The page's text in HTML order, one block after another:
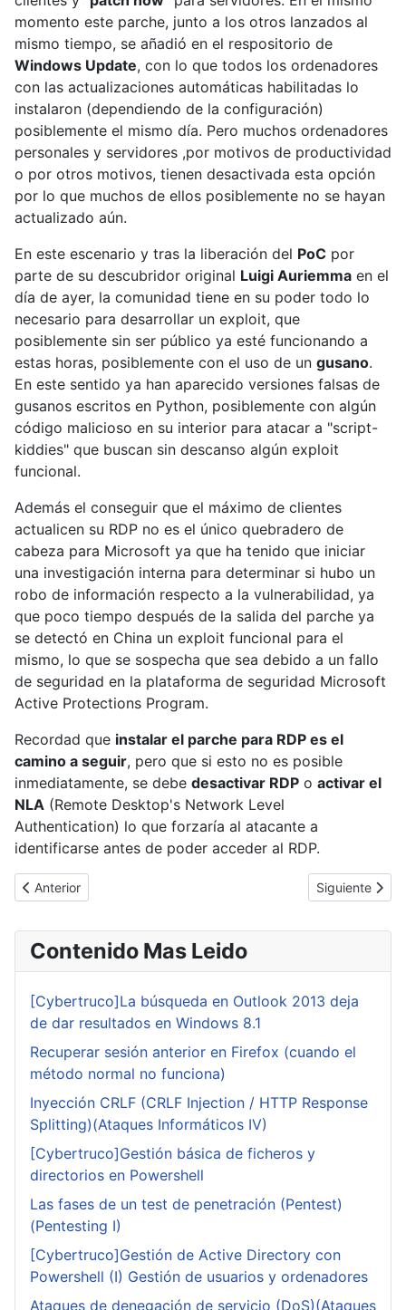
momento este parche, junto a los otros lanzados al
mismo tiempo, se añadió en el respositorio de
Windows Update, con lo que todos los ordenadores
con las actualizaciones automáticas habilitadas lo
instalaron (dependiendo de la configuración)
posiblemente el mismo día. Pero muchos ordenadores
personales y servidores ,por motivos de productividad
o por otros motivos, tienen desactivada esta opción
por lo que muchos de ellos posiblemente no se hayan
actualizado aún.
En este escenario y tras la liberación del PoC por
parte de su descubridor original Luigi Auriemma en el
día de ayer, la comunidad tiene en su poder todo lo
necesario para desarrollar un exploit, que
posiblemente sin ser público ya esté funcionando a
estas horas, posiblemente con el uso de un gusano.
En este sentido ya han aparecido versiones falsas de
gusanos escritos en Python, posiblemente con algún
código malicioso en su interior para atacar a "script-
kiddies" que buscan sin descanso algún exploit
funcional.
Además el conseguir que el máximo de clientes
actualicen su RDP no es el único quebradero de
cabeza para Microsoft ya que ha tenido que iniciar
una investigación interna para determinar si hubo un
robo de información respecto a la vulnerabilidad, ya
que poco tiempo después de la salida del parche ya
se detectó en China un exploit funcional para el
mismo, lo que se sospecha que sea debido a un fallo
de seguridad en la plataforma de seguridad Microsoft
Active Protections Program.
Recordad que instalar el parche para RDP es el
camino a seguir, pero que si esto no es posible
inmediatamente, se debe desactivar RDP o activar el
NLA (Remote Desktop's Network Level
Authentication) lo que forzaría al atacante a
identificarse antes de poder acceder al RDP.
Artículo anterior: Nueva resolución judicial sobre RapidShare,
Anterior Artículo
Siguiente
Contenido Mas Leido
[Cybertruco]La búsqueda en Outlook 2013 deja
de dar resultados en Windows 8.1
Recuperar sesión anterior en Firefox (cuando el
método normal no funciona)
Inyección CRLF (CRLF Injection / HTTP Response
Splitting)(Ataques Informáticos IV)
[Cybertruco]Gestión básica de ficheros y
directorios en Powershell
Las fases de un test de penetración (Pentest)
(Pentesting I)
[Cybertruco]Gestión de Active Directory con
Powershell (I) Gestión de usuarios y ordenadores
Ataques de denegación de servicio (DoS)(Ataques